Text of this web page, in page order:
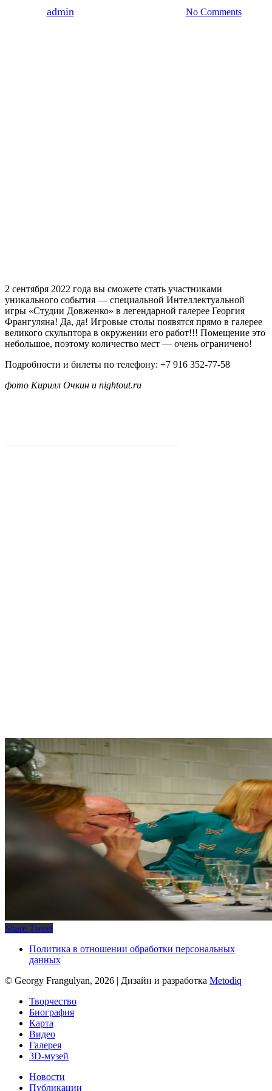
admin No Comments
2 сентября 2022 года вы сможете стать участниками
уникального события — специальной Интеллектуальной
игры «Студии Довженко» в легендарной галерее Георгия
Франгуляна! Да, да! Игровые столы появятся прямо в галерее
великого скульптора в окружении его работ!!! Помещение это
небольшое, поэтому количество мест — очень ограничено!
Подробности и билеты по телефону: +7 916 352-77-58
фото Кирилл Очкин и nightout.ru
Share Tweet
Политика в отношении обработки персональных
данных
© Georgy Frangulyan, 2026 | Дизайн и разработка Metodiq
Close
Menu
Творчество
Биография
Карта
Видео
Галерея
3D-музей
Новости
Публикации